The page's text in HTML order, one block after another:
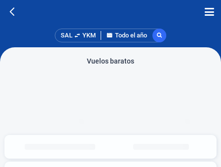
SAL YKM Todo el año
Vuelos baratos